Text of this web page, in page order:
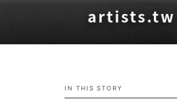
IN THIS STORY